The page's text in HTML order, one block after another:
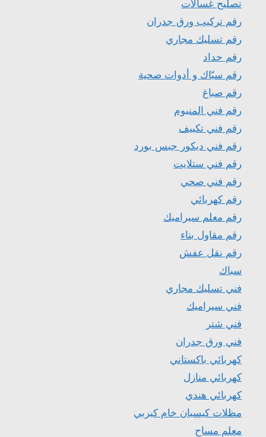
تصليح غسالات
رقم تركيب ورق جدران
رقم تسليك مجاري
رقم حداد
رقم سبّاك و أدوات صحية
رقم صباغ
رقم فني المنيوم
رقم فني تكييف
رقم فني ديكور جبس بورد
رقم فني ستلايت
رقم فني صحي
رقم كهربائي
رقم معلم سيراميك
رقم مقاول بناء
رقم نقل عفش
سباك
فني تسليك مجاري
فني سيراميك
فني شتر
فني ورق جدران
كهربائي باكستاني
كهربائي منازل
كهربائي هندي
مظلات كيسبان خام كيربي
معلم مساح